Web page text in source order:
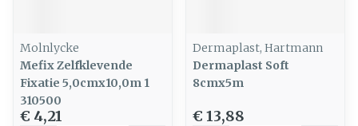
Molnlycke
Mefix Zelfklevende
Fixatie 5,0cmx10,0m 1
310500
€ 4,21
Dermaplast, Hartmann
Dermaplast Soft
8cmx5m
€ 13,88